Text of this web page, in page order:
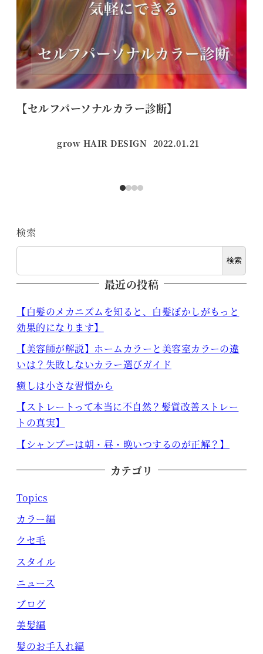
【セルフパーソナルカラー診断】
grow HAIR DESIGN 投稿日
2022.01.21
検索
検索
最近の投稿
【白髪のメカニズムを知ると、白髪ぼかしがもっと
効果的になります】
【美容師が解説】ホームカラーと美容室カラーの違
いは？失敗しないカラー選びガイド
癒しは小さな習慣から
【ストレートって本当に不自然？髪質改善ストレー
トの真実】
【シャンプーは朝・昼・晩いつするのが正解？】
カテゴリ
Topics
カラー編
クセ毛
スタイル
ニュース
ブログ
美髪編
髪のお手入れ編